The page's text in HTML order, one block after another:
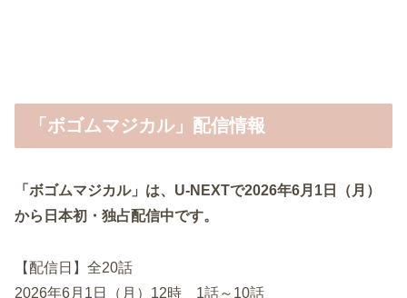
「ボゴムマジカル」配信情報
「ボゴムマジカル」は、U-NEXTで2026年6月1日（月）
から日本初・独占配信中です。
【配信日】全20話
2026年6月1日（月）12時 1話～10話